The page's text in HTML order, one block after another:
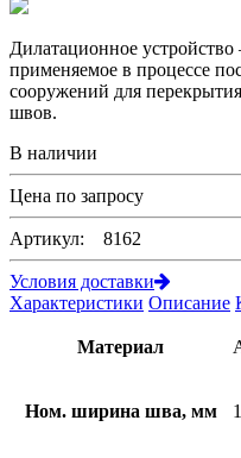
Дилатационное
применяемое в процессе
сооружений для
швов.
В наличии
Цена по запросу
Артикул: 8162
Условия доставки
Характеристики Описание
Материал
Ном. ширина шва, мм